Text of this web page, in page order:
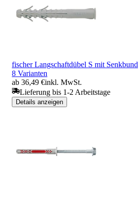
fischer Langschaftdübel S mit Senkbund
8 Varianten
ab 36,49 €inkl. MwSt.
Lieferung bis 1-2 Arbeitstage
Details anzeigen